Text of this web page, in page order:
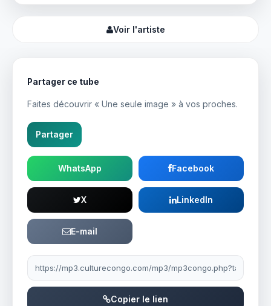
Voir l'artiste
Partager ce tube
Faites découvrir « Une seule image » à vos proches.
Partager
WhatsApp Facebook
X LinkedIn
E-mail
Lien à partager
Copier le lien